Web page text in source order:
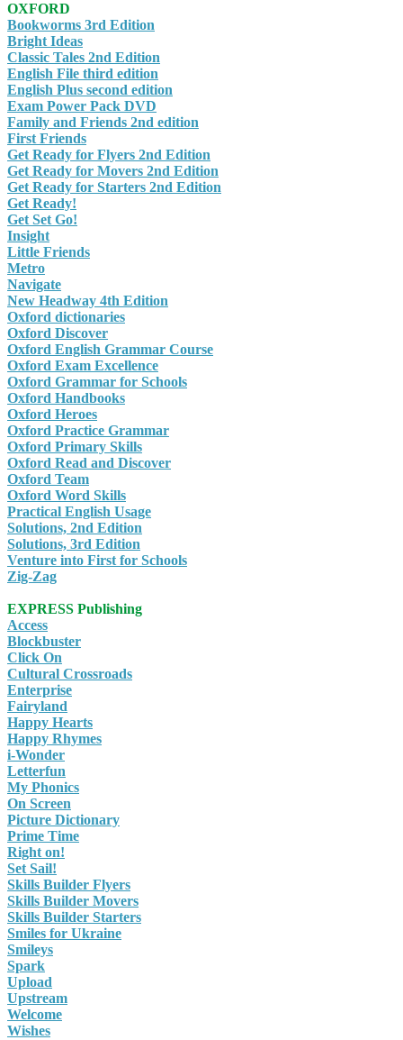
OXFORD
Bookworms 3rd Edition
Bright Ideas
Classic Tales 2nd Edition
English File third edition
English Plus second edition
Exam Power Pack DVD
Family and Friends 2nd edition
First Friends
Get Ready for Flyers 2nd Edition
Get Ready for Movers 2nd Edition
Get Ready for Starters 2nd Edition
Get Ready!
Get Set Go!
Insight
Little Friends
Metro
Navigate
New Headway 4th Edition
Oxford dictionaries
Oxford Discover
Oxford English Grammar Course
Oxford Exam Excellence
Oxford Grammar for Schools
Oxford Handbooks
Oxford Heroes
Oxford Practice Grammar
Oxford Primary Skills
Oxford Read and Discover
Oxford Team
Oxford Word Skills
Practical English Usage
Solutions, 2nd Edition
Solutions, 3rd Edition
Venture into First for Schools
Zig-Zag
EXPRESS Publishing
Access
Blockbuster
Click On
Cultural Crossroads
Enterprise
Fairyland
Happy Hearts
Happy Rhymes
i-Wonder
Letterfun
My Phonics
On Screen
Picture Dictionary
Prime Time
Right on!
Set Sail!
Skills Builder Flyers
Skills Builder Movers
Skills Builder Starters
Smiles for Ukraine
Smileys
Spark
Upload
Upstream
Welcome
Wishes